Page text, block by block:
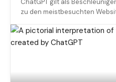
zu den meistbesuchten